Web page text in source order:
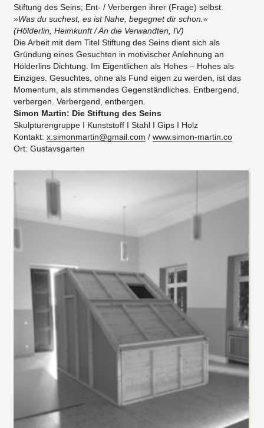
Stiftung des Seins; Ent- / Verbergen ihrer (Frage) selbst.
»Was du suchest, es ist Nahe, begegnet dir schon.«
(Hölderlin, Heimkunft / An die Verwandten, IV)
Die Arbeit mit dem Titel Stiftung des Seins dient sich als
Gründung eines Gesuchten in motivischer Anlehnung an
Hölderlins Dichtung. Im Eigentlichen als Hohes – Hohes als
Einziges. Gesuchtes, ohne als Fund eigen zu werden, ist das
Momentum, als stimmendes Gegenständliches. Entbergend,
verbergen. Verbergend, entbergen.
Simon Martin: Die Stiftung des Seins
Skulpturengruppe I Kunststoff I Stahl I Gips I Holz
Kontakt: x.simonmartin@gmail.com / www.simon-martin.co
Ort: Gustavsgarten